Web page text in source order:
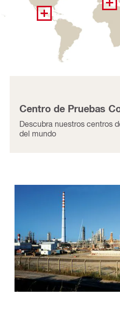
Centro de Pruebas
Descubra nuestros centros
del mundo